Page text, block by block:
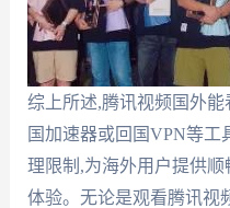
综上所述,腾讯视频国外
国加速器或回国VPN等
理限制,为海外用户提供
体验。无论是观看腾讯视